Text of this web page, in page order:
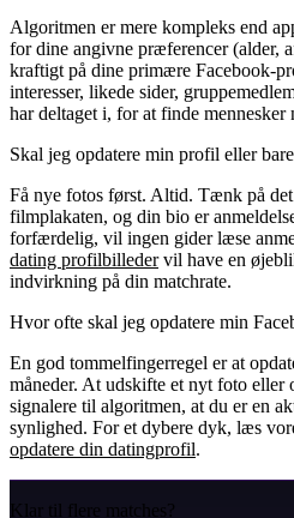
Algoritmen er mere kompleks end
for dine angivne præferencer (alder,
kraftigt på dine primære Facebook-
interesser, likede sider,
har deltaget i, for at finde
Skal jeg opdatere min profil eller
Få nye fotos først. Altid. Tænk på
filmplakaten, og din bio er
forfærdelig, vil ingen gider læse
dating profilbilledervil have en
indvirkning på din matchrate.
Hvor ofte skal jeg opdatere min
En god tommelfingerregel er at
måneder. At udskifte et nyt foto eller
signalere til algoritmen, at du er en
synlighed. For et dybere dyk, læs
opdatere din datingprofil.
Klar til flere matches?